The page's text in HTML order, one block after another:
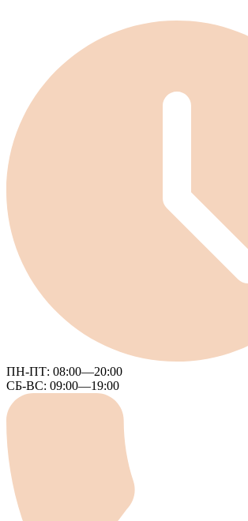
ПН-ПТ: 08:00—20:00
СБ-ВС: 09:00—19:00